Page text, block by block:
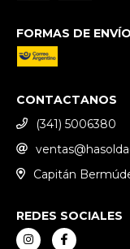
FORMAS DE ENVÍO
CONTACTANOS
(341) 5006380
Capitán
REDES SOCIALES